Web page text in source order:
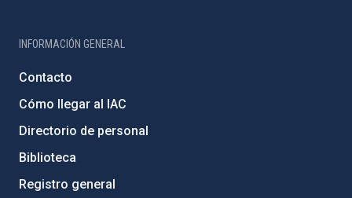
INFORMACIÓN GENERAL
Contacto
Cómo llegar al IAC
Directorio de personal
Biblioteca
Registro general